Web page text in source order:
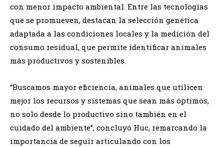
con menor impacto ambiental. Entre las tecnologías
que se promueven, destacan la selección genética
adaptada a las condiciones locales y la medición del
consumo residual, que permite identificar animales
más productivos y sostenibles.
“Buscamos mayor eficiencia, animales que utilicen
mejor los recursos y sistemas que sean más óptimos,
no solo desde lo productivo sino también en el
cuidado del ambiente”, concluyó Huc, remarcando la
importancia de seguir articulando con los